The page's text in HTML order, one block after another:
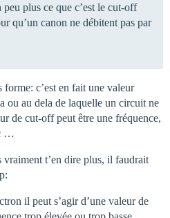
plus ce que c’est le cut-off
qu’un canon ne débitent pas par
c’est en fait une valeur
ou au dela de laquelle un circuit ne
de cut-off peut être une fréquence,
…
t’en dire plus, il faudrait
il peut s’agir d’une valeur de